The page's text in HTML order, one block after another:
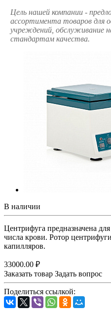
Цель нашей компании -
ассортимента товаров для
учреждений, обслуживание
стандартам качества.
В наличии
Центрифуга предназначена
числа крови. Ротор
капилляров.
33000.00 ₽
Заказать товар Задать вопрос
Поделиться ссылкой: